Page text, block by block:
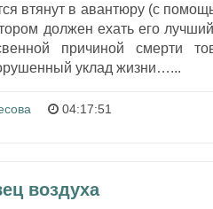
втянут в авантюру (с
должен ехать его
причиной смерти
уклад жизни…...
04:17:51
воздуха